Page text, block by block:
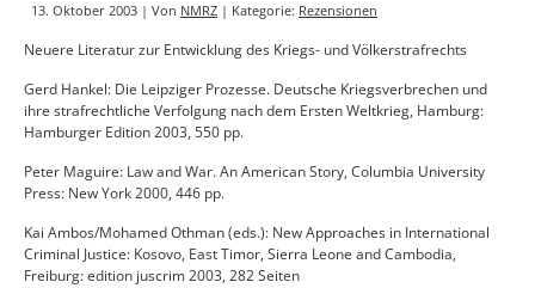
13. Oktober 2003 | Von NMRZ | Kategorie: Rezensionen
Neuere Literatur zur Entwicklung des Kriegs- und Völkerstrafrechts
Gerd Hankel: Die Leipziger Prozesse. Deutsche Kriegsverbrechen und
ihre strafrechtliche Verfolgung nach dem Ersten Weltkrieg, Hamburg:
Hamburger Edition 2003, 550 pp.
Peter Maguire: Law and War. An American Story, Columbia University
Press: New York 2000, 446 pp.
Kai Ambos/Mohamed Othman (eds.): New Approaches in International
Criminal Justice: Kosovo, East Timor, Sierra Leone and Cambodia,
Freiburg: edition juscrim 2003, 282 Seiten